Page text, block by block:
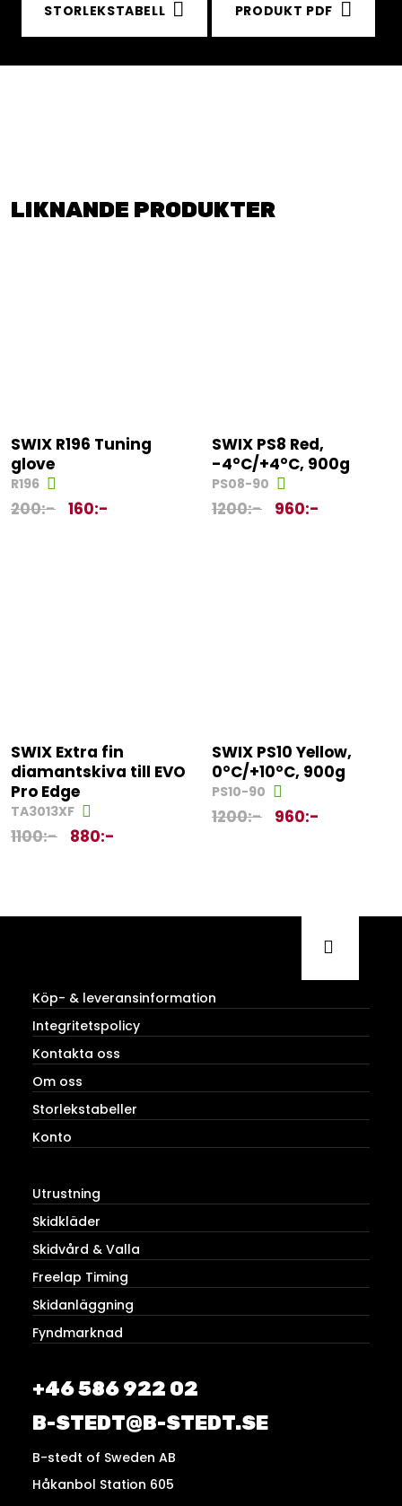
STORLEKSTABELL PRODUKT PDF
LIKNANDE PRODUKTER
SWIX R196 Tuning
glove
R196
200:- 160:-
SWIX PS8 Red,
-4°C/+4°C, 900g
PS08-90
1200:- 960:-
SWIX Extra fin
diamantskiva till EVO
Pro Edge
TA3013XF
1100:- 880:-
SWIX PS10 Yellow,
0°C/+10°C, 900g
PS10-90
1200:- 960:-
Köp- & leveransinformation
Integritetspolicy
Kontakta oss
Om oss
Storlekstabeller
Konto
Utrustning
Skidkläder
Skidvård & Valla
Freelap Timing
Skidanläggning
Fyndmarknad
+46 586 922 02
B-STEDT@B-STEDT.SE
B-stedt of Sweden AB
Håkanbol Station 605